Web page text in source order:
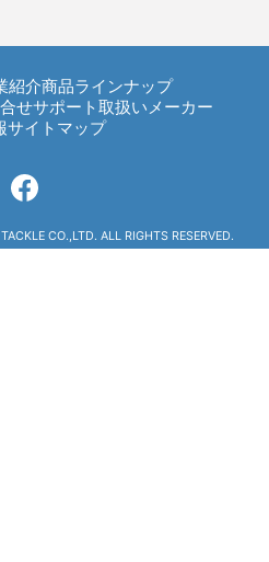
紹介商品ラインナップ
せサポート取扱いメーカー
サイトマップ
CO.,LTD. ALL RIGHTS RESERVED.